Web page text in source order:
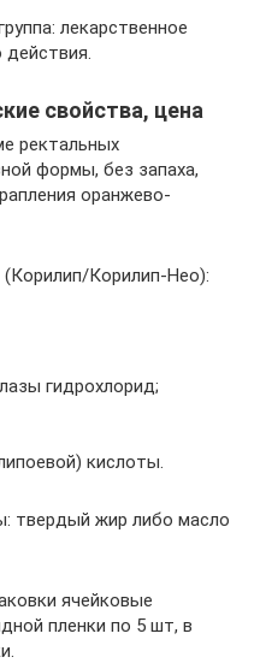
лекарственное
свойства, цена
ректальных
формы, без запаха,
оранжево-
Корилип-Нео):
гидрохлорид;
кислоты.
твердый жир либо масло
ячейковые
пленки по 5 шт, в